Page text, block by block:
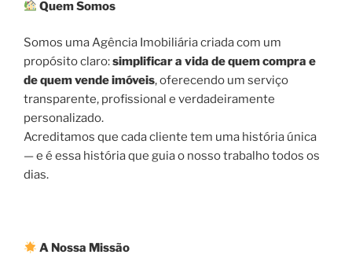
Quem Somos
Somos uma Agência Imobiliária criada com um
propósito claro:simplificar a vida de quem compra e
de quem vende imóveis, oferecendo um serviço
transparente, profissional e verdadeiramente
personalizado.
Acreditamos que cada cliente tem uma história única
— e é essa história que guia o nosso trabalho todos os
dias.
A Nossa Missão